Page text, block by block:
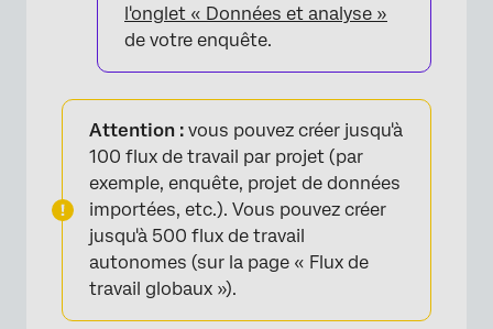
×
l'onglet « Données et analyse »
de votre enquête.
Attention : vous pouvez créer jusqu'à
100 flux de travail par projet (par
exemple, enquête, projet de données
importées, etc.). Vous pouvez créer
jusqu'à 500 flux de travail
autonomes (sur la page « Flux de
travail globaux »).